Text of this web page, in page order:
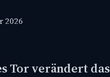
2026
Tor verändert das